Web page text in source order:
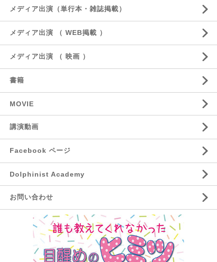
メディア出演（単行本・雑誌掲載）
メディア出演 （ WEB掲載 ）
メディア出演 （ 映画 ）
書籍
MOVIE
講演動画
Facebook ページ
Dolphinist Academy
お問い合わせ